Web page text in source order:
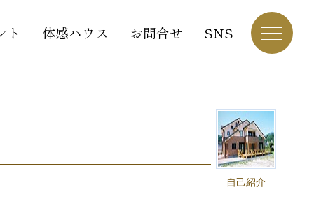
ト 体感ハウス お問合せ SNS
自己紹介